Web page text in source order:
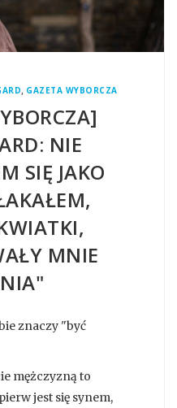
, GAZETA WYBORCZA
NIE
SIĘ JAKO
MNIE
znaczy "być
mężczyzną to
jest się synem,